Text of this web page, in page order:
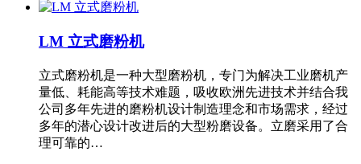
LM 立式磨粉机
立式磨粉机是一种大型磨粉机，专门为解决工业磨机产
量低、耗能高等技术难题，吸收欧洲先进技术并结合我
公司多年先进的磨粉机设计制造理念和市场需求，经过
多年的潜心设计改进后的大型粉磨设备。立磨采用了合
理可靠的…